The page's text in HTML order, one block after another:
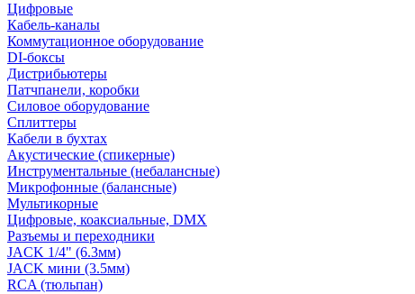
Цифровые
Кабель-каналы
Коммутационное оборудование
DI-боксы
Дистрибьютеры
Патчпанели, коробки
Силовое оборудование
Сплиттеры
Кабели в бухтах
Акустические (спикерные)
Инструментальные (небалансные)
Микрофонные (балансные)
Мультикорные
Цифровые, коаксиальные, DMX
Разъемы и переходники
JACK 1/4" (6.3мм)
JACK мини (3.5мм)
RCA (тюльпан)